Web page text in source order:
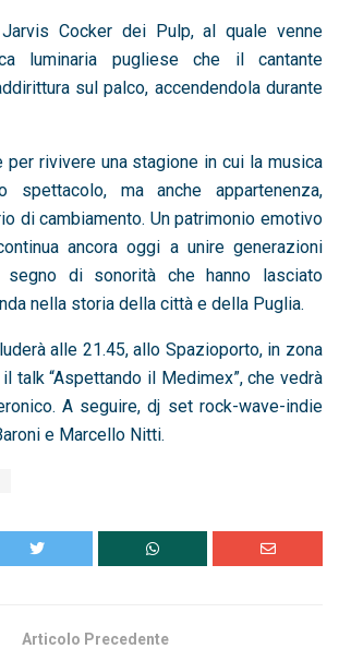
Cocker dei Pulp, al quale venne
luminaria pugliese che il cantante
sul palco, accendendola durante
per rivivere una stagione in cui la musica
spettacolo, ma anche appartenenza,
di cambiamento. Un patrimonio emotivo
ancora oggi a unire generazioni
di sonorità che hanno lasciato
nella storia della città e della Puglia.
alle 21.45, allo Spazioporto, in zona
talk “Aspettando il Medimex”, che vedrà
A seguire, dj set rock-wave-indie
e Marcello Nitti.
Articolo Precedente